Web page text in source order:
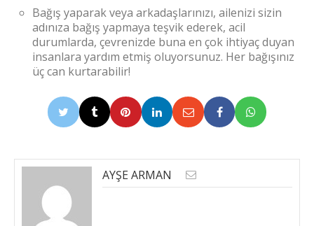
Bağış yaparak veya arkadaşlarınızı, ailenizi sizin
adınıza bağış yapmaya teşvik ederek, acil
durumlarda, çevrenizde buna en çok ihtiyaç duyan
insanlara yardım etmiş oluyorsunuz. Her bağışınız
üç can kurtarabilir!
AYŞE ARMAN